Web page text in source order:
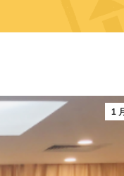
1 月